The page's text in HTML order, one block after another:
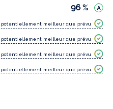
96 %
potentiellement meilleur que prévu
potentiellement meilleur que prévu
potentiellement meilleur que prévu
potentiellement meilleur que prévu